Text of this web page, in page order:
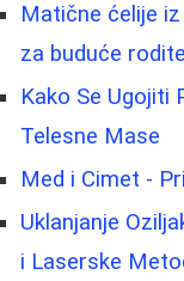
Matične ćelije
za buduće
Kako Se Ugojiti
Telesne Mase
Med i Cimet -
Uklanjanje
i Laserske